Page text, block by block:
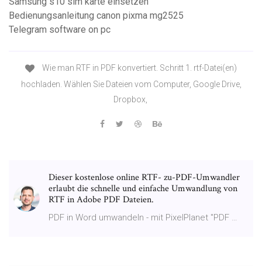
Bedienungsanleitung canon pixma mg2525
Telegram software on pc
Wie man RTF in PDF konvertiert. Schritt 1. rtf-Datei(en)
hochladen. Wählen Sie Dateien vom Computer, Google Drive,
Dropbox,
Dieser kostenlose online RTF- zu-PDF-Umwandler
erlaubt die schnelle und einfache Umwandlung von
RTF in Adobe PDF Dateien.
PDF in Word umwandeln - mit PixelPlanet "PDF …